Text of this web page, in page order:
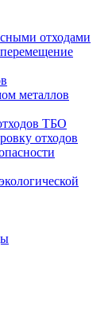
отходами
металлов
ТБО
отходов